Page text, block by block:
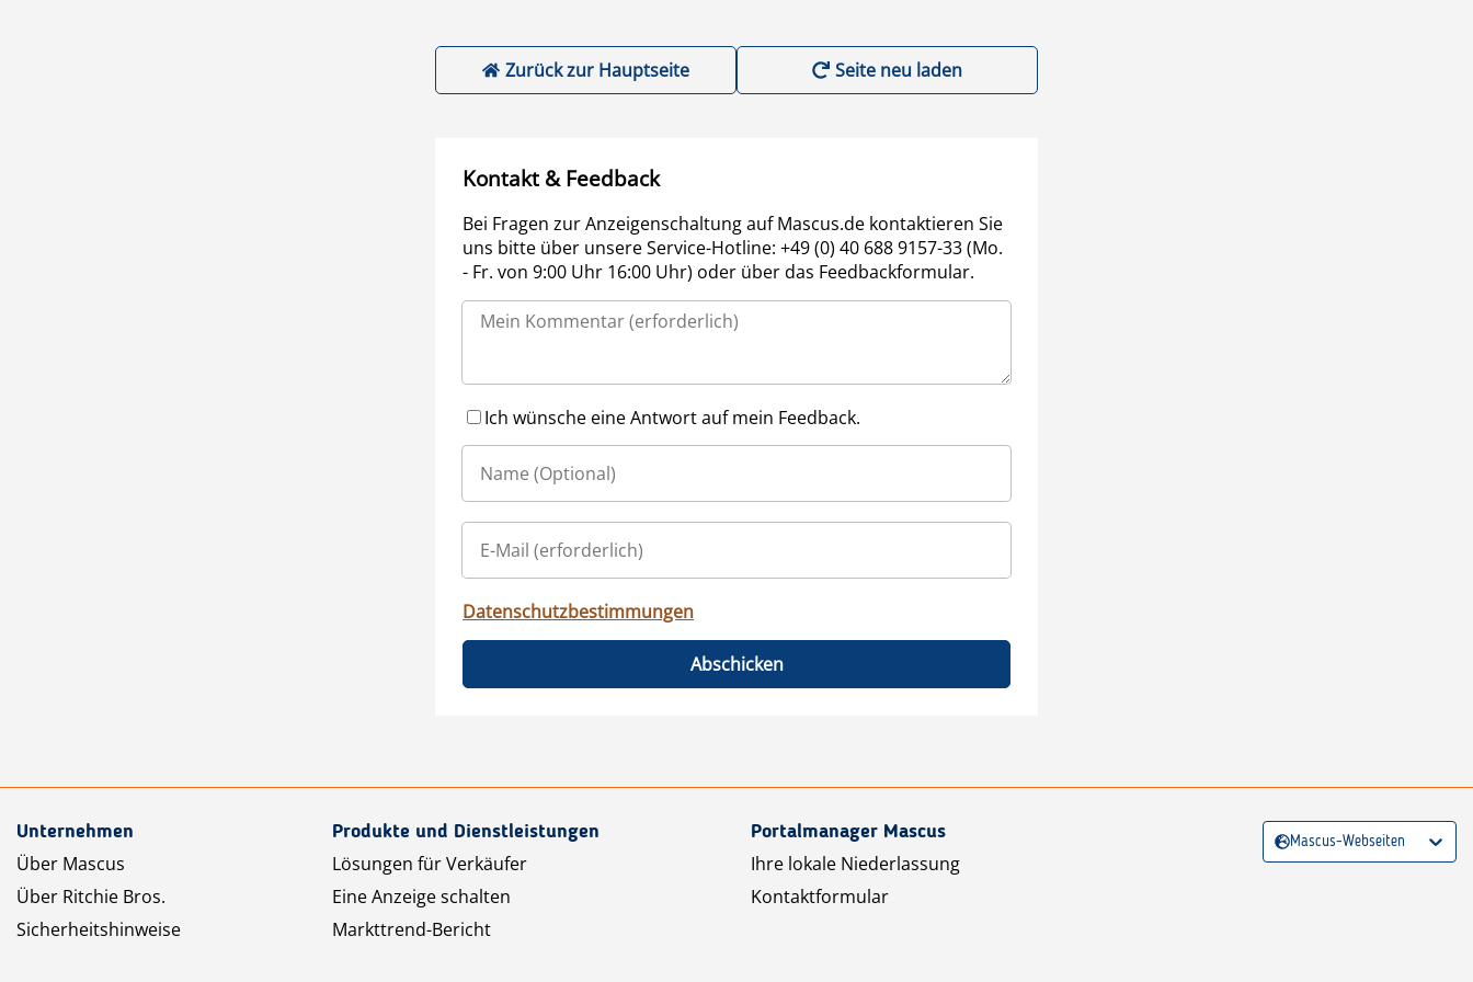
Zurück zur Hauptseite Seite neu laden
Kontakt & Feedback
Bei Fragen zur Anzeigenschaltung auf Mascus.de kontaktieren Sie
uns bitte über unsere Service-Hotline: +49 (0) 40 688 9157-33 (Mo.
- Fr. von 9:00 Uhr 16:00 Uhr) oder über das Feedbackformular.
Ich wünsche eine Antwort auf mein Feedback.
Datenschutzbestimmungen
Abschicken
Unternehmen
Über Mascus
Über Ritchie Bros.
Sicherheitshinweise
Produkte und Dienstleistungen
Lösungen für Verkäufer
Eine Anzeige schalten
Markttrend-Bericht
Portalmanager Mascus
Ihre lokale Niederlassung
Kontaktformular
Mascus-Webseiten